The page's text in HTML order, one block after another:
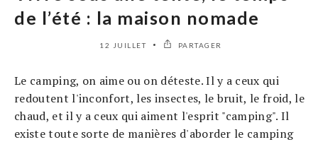
de l’été : la maison nomade
12 JUILLET PARTAGER
Le camping, on aime ou on déteste. Il y a ceux qui
redoutent l'inconfort, les insectes, le bruit, le froid, le
chaud, et il y a ceux qui aiment l'esprit "camping". Il
existe toute sorte de manières d'aborder le camping